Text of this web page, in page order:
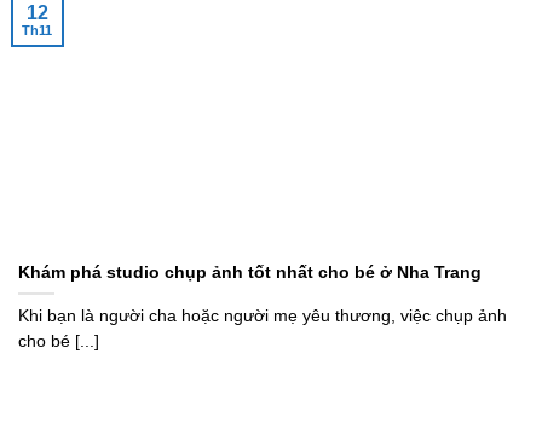
Khám phá studio chụp ảnh tốt nhất cho bé ở Nha Trang
Khi bạn là người cha hoặc người mẹ yêu thương, việc chụp ảnh
cho bé [...]
12
Th11